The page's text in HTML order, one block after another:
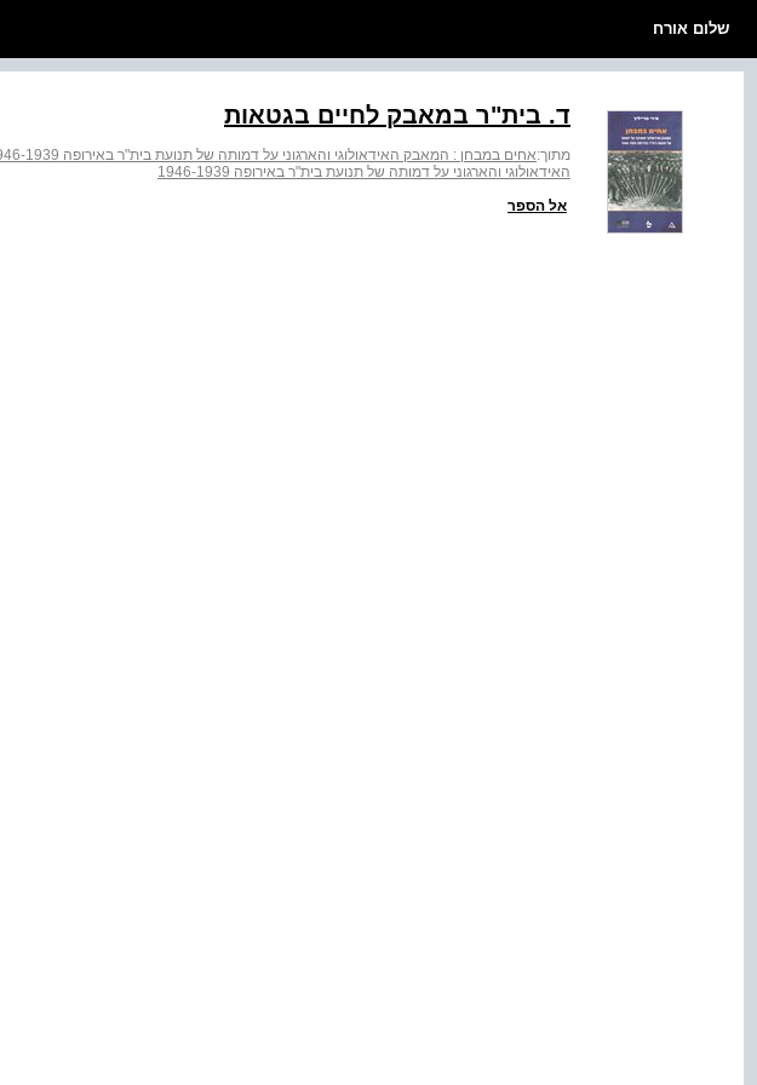
שלום אורח
ד. בית"ר במאבק לחיים בגטאות
מתוך:אחים במבחן : המאבק האידאולוגי והארגוני על דמותה של תנועת בית"ר באירופה 1946-1939
האידאולוגי והארגוני על דמותה של תנועת בית"ר באירופה ‭1946-1939‬
אל הספר